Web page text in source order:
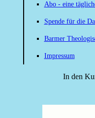
Abo - eine
Spende für die
Barmer
Impressum
In den